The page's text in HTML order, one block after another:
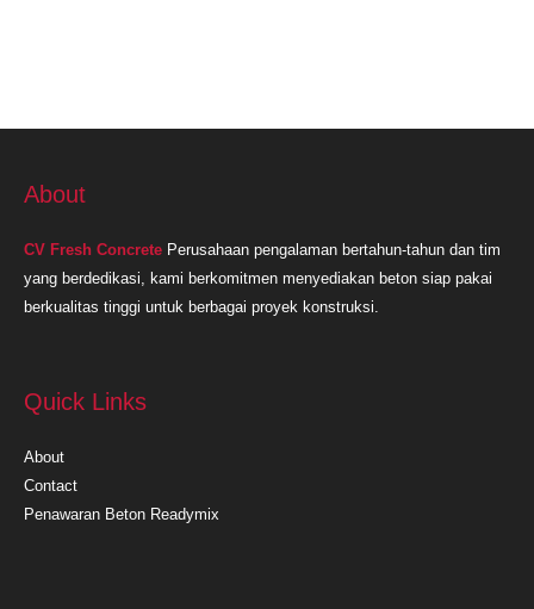
About
CV Fresh Concrete Perusahaan pengalaman bertahun-tahun dan tim
yang berdedikasi, kami berkomitmen menyediakan beton siap pakai
berkualitas tinggi untuk berbagai proyek konstruksi.
Quick Links
About
Contact
Penawaran Beton Readymix